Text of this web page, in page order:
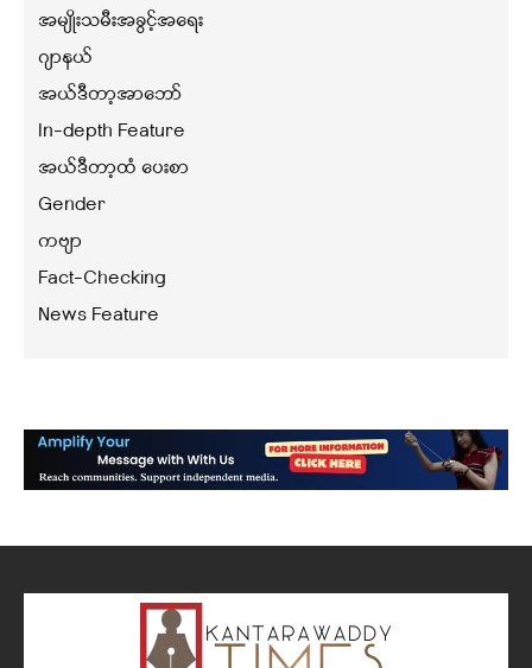
အမျိုးသမီးအခွင့်အရေး
ဂျာနယ်
အယ်ဒီတာ့အာဘော်
In-depth Feature
အယ်ဒီတာ့ထံ ပေးစာ
Gender
ကဗျာ
Fact-Checking
News Feature